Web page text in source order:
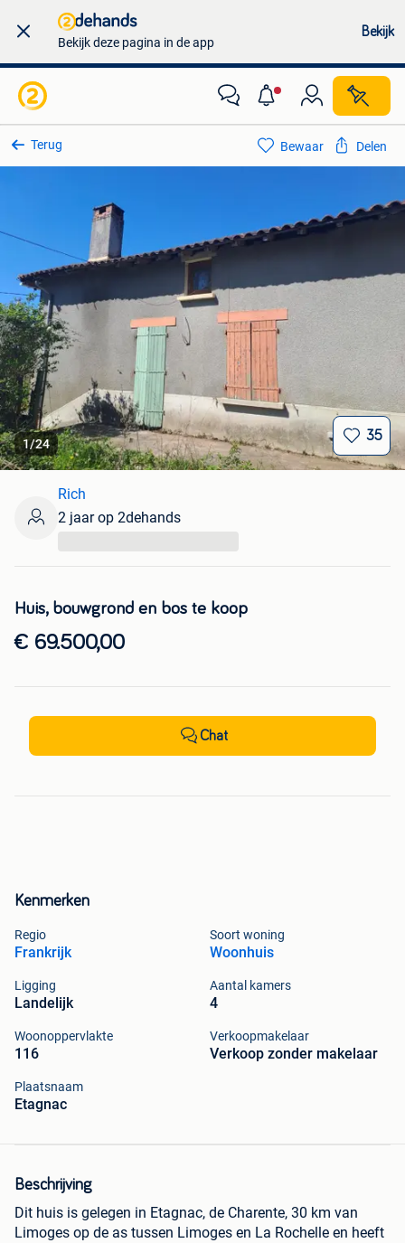
Bekijk deze pagina in de app
Bekijk
Terug
1/24
35
Kenmerken
Regio
Frankrijk
Soort woning
Woonhuis
Ligging
Landelijk
Aantal kamers
4
Woonoppervlakte
116
Verkoopmakelaar
Verkoop zonder makelaar
Plaatsnaam
Etagnac
Beschrijving
Dit huis is gelegen in Etagnac, de Charente, 30 km van
Limoges op de as tussen Limoges en La Rochelle en heeft
Bewaar Delen
Huis, bouwgrond en bos te koop
€ 69.500,00
Rich
2 jaar op 2dehands
Chat